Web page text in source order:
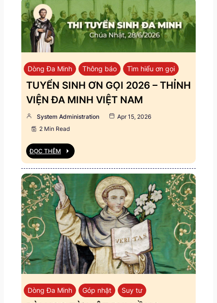
Dòng Đa Minh Thông báo Tìm hiểu ơn gọi
TUYỂN SINH ƠN GỌI 2026 – THỈNH
VIỆN ĐA MINH VIỆT NAM
System Administration
Apr 15, 2026
2 Min Read
ĐỌC THÊM
Dòng Đa Minh Góp nhặt Suy tư